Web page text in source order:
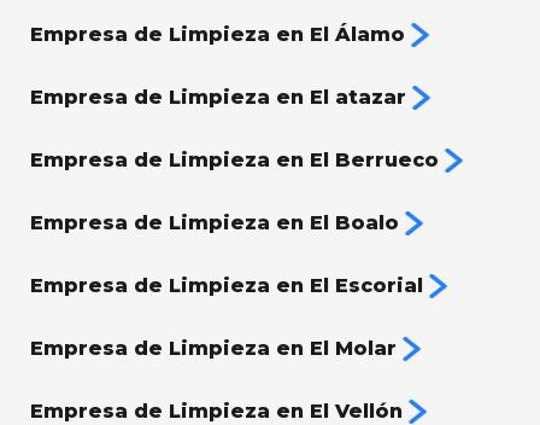
Empresa de Limpieza en El Álamo
Empresa de Limpieza en El atazar
Empresa de Limpieza en El Berrueco
Empresa de Limpieza en El Boalo
Empresa de Limpieza en El Escorial
Empresa de Limpieza en El Molar
Empresa de Limpieza en El Vellón